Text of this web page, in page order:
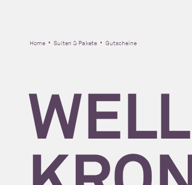
Home Suiten & Pakete Gutscheine